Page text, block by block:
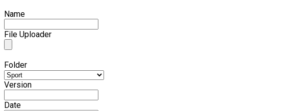
Name
File Uploader
Folder
Version
Date